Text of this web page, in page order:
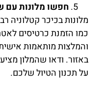
חפשו מלונות עם
מלונות בכיכר קטלוניה
כמו הזמנת כרטיסים
והמלצות מותאמות
באזור. ודאו שהמלון
על תכנון הטיול שלכם.